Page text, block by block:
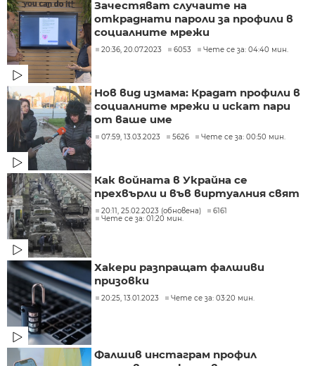
Зачестяват случаите на
откраднати пароли за профили в
социалните мрежи
20:36, 20.07.2023 6053 Чете се за: 04:40 мин.
Нов вид измама: Крадат профили в
социалните мрежи и искат пари
от ваше име
07:59, 13.03.2023 5626 Чете се за: 00:50 мин.
Как войната в Украйна се
прехвърли и във виртуалния свят
20:11, 25.02.2023 (обновена)
6161
Чете се за: 01:20 мин.
Хакери разпращат фалшиви
призовки
20:25, 13.01.2023 Чете се за: 03:20 мин.
Фалшив инстаграм профил